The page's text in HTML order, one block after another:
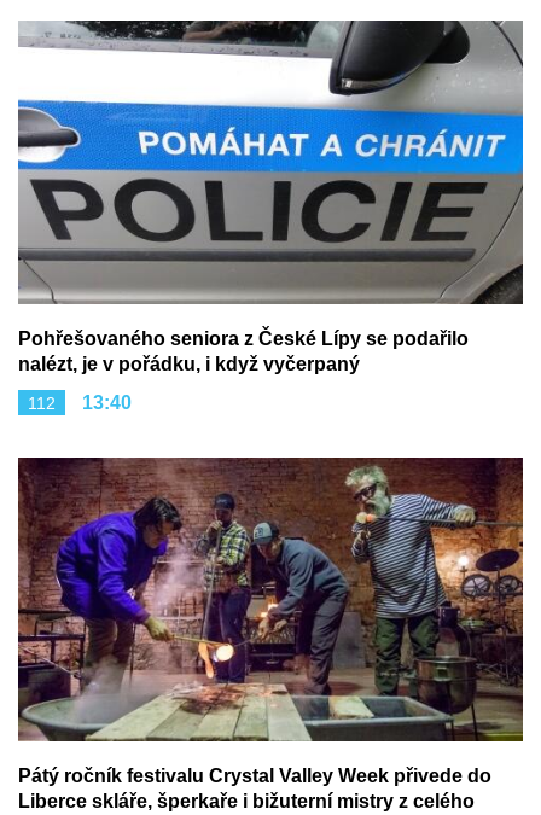
Pohřešovaného seniora z České Lípy se podařilo
nalézt, je v pořádku, i když vyčerpaný
112 13:40
Pátý ročník festivalu Crystal Valley Week přivede do
Liberce skláře, šperkaře i bižuterní mistry z celého